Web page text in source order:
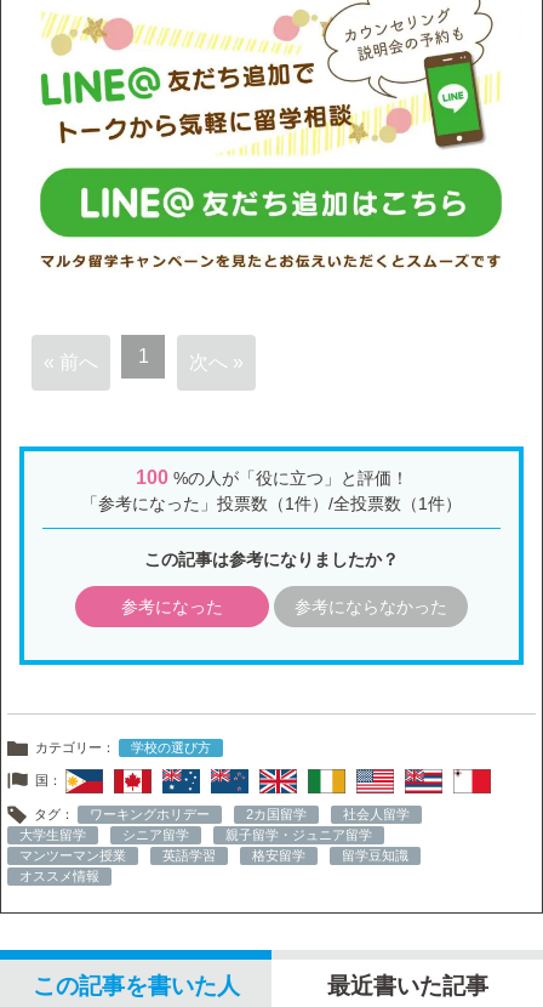
« 前へ 1 次へ »
100%の人が「役に立つ」と評価！
「参考になった」投票数（1件）/全投票数（1件）
この記事は参考になりましたか？
参考になった 参考にならなかった
カテゴリー： 学校の選び方
国：
タグ： ワーキングホリデー 2カ国留学
社会人留学
大学生留学
シニア留学
親子留学・ジュニア留学
マンツーマン授業
英語学習 格安留学
留学豆知識
オススメ情報
この記事を書いた人 最近書いた記事